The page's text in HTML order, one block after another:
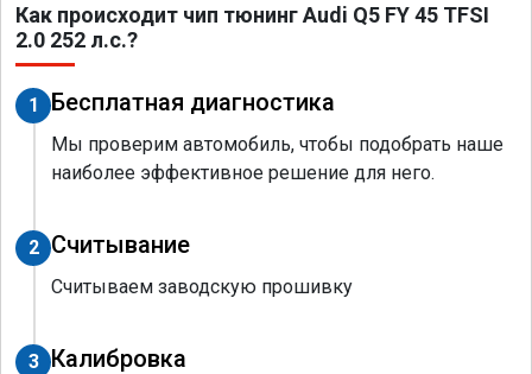
Как происходит чип тюнинг Audi Q5 FY 45 TFSI
2.0 252 л.с.?
1 Бесплатная диагностика
Мы проверим автомобиль, чтобы подобрать наше
наиболее эффективное решение для него.
2 Считывание
Считываем заводскую прошивку
3 Калибровка